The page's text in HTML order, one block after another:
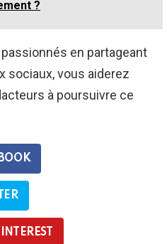
?
en partageant
sociaux, vous aiderez
à poursuivre ce